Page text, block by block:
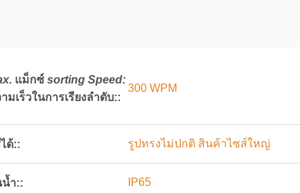
แม็กซ์ sorting Speed:
มเร็วในการเรียงลำดับ::
300 WPM
ด้:: รูปทรงไม่ปกติ สินค้าไซส์ใหญ่
ำ:: IP65